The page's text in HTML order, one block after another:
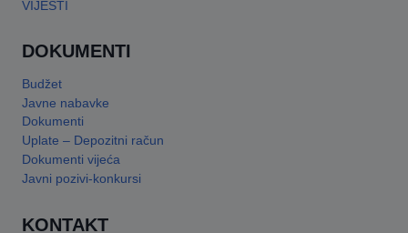
VIJESTI
DOKUMENTI
Budžet
Javne nabavke
Dokumenti
Uplate – Depozitni račun
Dokumenti vijeća
Javni pozivi-konkursi
KONTAKT